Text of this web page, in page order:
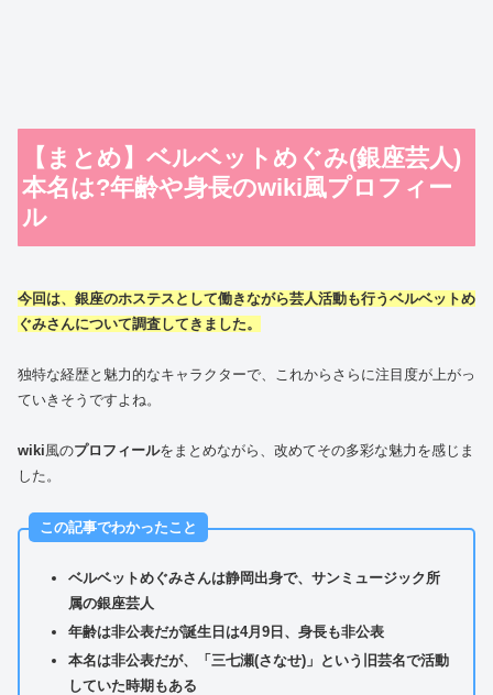
【まとめ】ベルベットめぐみ(銀座芸人)
本名は?年齢や身長のwiki風プロフィー
ル
今回は、銀座のホステスとして働きながら芸人活動も行うベルベットめ
ぐみさんについて調査してきました。
独特な経歴と魅力的なキャラクターで、これからさらに注目度が上がっ
ていきそうですよね。
wiki風のプロフィールをまとめながら、改めてその多彩な魅力を感じま
した。
この記事でわかったこと
ベルベットめぐみさんは静岡出身で、サンミュージック所
属の銀座芸人
年齢は非公表だが誕生日は4月9日、身長も非公表
本名は非公表だが、「三七瀬(さなせ)」という旧芸名で活動
していた時期もある